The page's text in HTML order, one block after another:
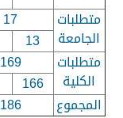
متطلبات
الجامعة
17
13
متطلبات
الكلية
169
166
المجموع
186